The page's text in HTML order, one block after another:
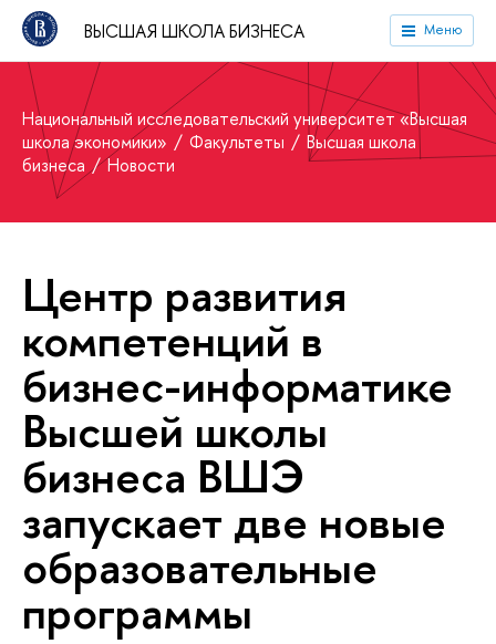
ВЫСШАЯ ШКОЛА БИЗНЕСА Меню
Национальный исследовательский университет «Высшая
школа экономики»
Факультеты
Высшая школа
бизнеса
Новости
Центр развития
компетенций в
бизнес-информатике
Высшей школы
бизнеса ВШЭ
запускает две новые
образовательные
программы